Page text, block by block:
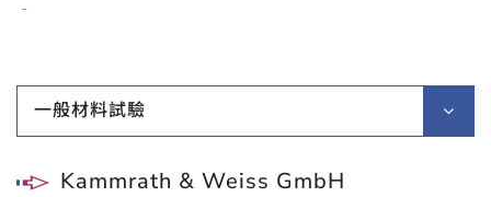
一般材料試驗
Kammrath & Weiss GmbH